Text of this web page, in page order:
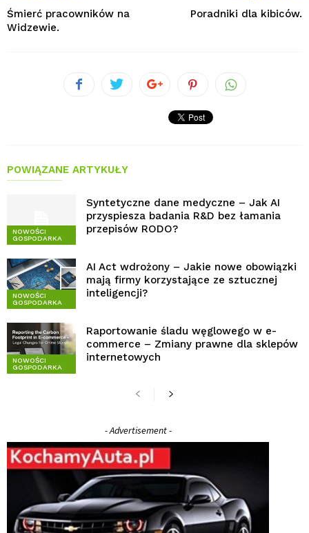
Śmierć pracowników na
Widzewie.
Poradniki dla kibiców.
POWIĄZANE ARTYKUŁY
NOWOŚCI
GOSPODARKA
Syntetyczne dane medyczne – Jak AI
przyspiesza badania R&D bez łamania
przepisów RODO?
NOWOŚCI
GOSPODARKA
AI Act wdrożony – Jakie nowe obowiązki
mają firmy korzystające ze sztucznej
inteligencji?
NOWOŚCI
GOSPODARKA
Raportowanie śladu węglowego w e-
commerce – Zmiany prawne dla sklepów
internetowych
- Advertisement -